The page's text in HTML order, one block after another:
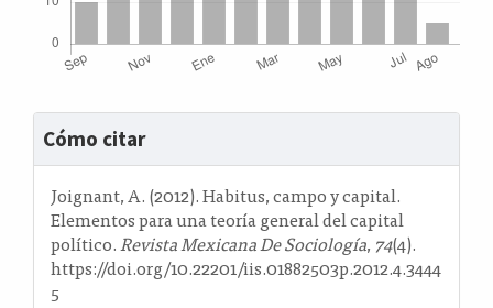
Detalles
del
artículo
Cómo citar
Joignant, A. (2012). Habitus, campo y capital.
Elementos para una teoría general del capital
político.Revista Mexicana De Sociología, 74(4).
https://doi.org/10.22201/iis.01882503p.2012.4.3444
5